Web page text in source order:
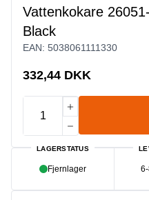
Vattenkokare
Black
EAN: 5038061111330
332,44 DKK
LAGERSTATUS
Fjernlager